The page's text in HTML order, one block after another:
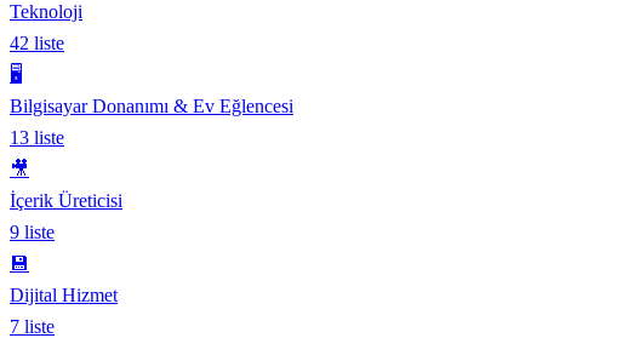
Teknoloji
42 liste
🖥️
Bilgisayar Donanımı & Ev Eğlencesi
13 liste
🎥
İçerik Üreticisi
9 liste
💾
Dijital Hizmet
7 liste